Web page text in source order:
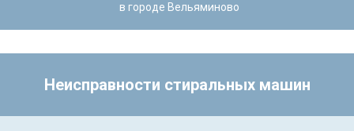
в городе Вельяминово
Неисправности стиральных машин